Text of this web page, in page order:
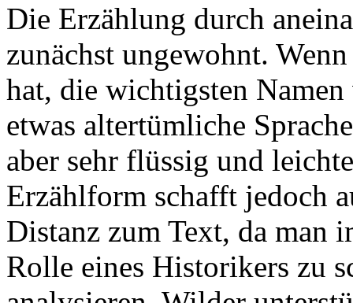
Die Erzählung durch
zunächst ungewohnt.
hat, die wichtigsten
etwas altertümliche
aber sehr flüssig und
Erzählform schafft jedoch
Distanz zum Text, da man
Rolle eines Historikers zu